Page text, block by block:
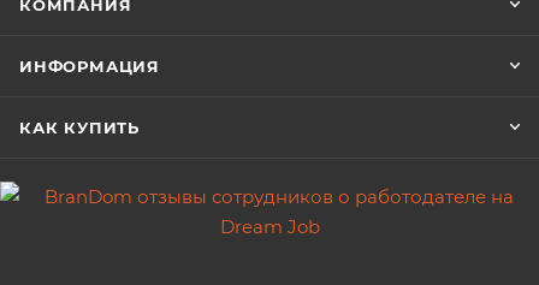
КОМПАНИЯ
ИНФОРМАЦИЯ
КАК КУПИТЬ